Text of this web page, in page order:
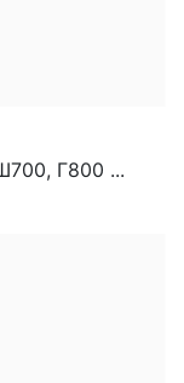
Г800 ...